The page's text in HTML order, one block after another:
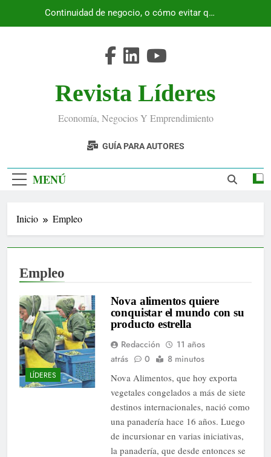
Continuidad de negocio, o cómo evitar que
Revista Líderes
Economía, Negocios Y Emprendimiento
GUÍA PARA AUTORES
MENÚ
Inicio Empleo
Empleo
LÍDERES
Nova alimentos quiere
conquistar el mundo con su
producto estrella
Redacción
11 años
atrás
0
8 minutos
Nova Alimentos, que hoy exporta
vegetales congelados a más de siete
destinos internacionales, nació como
una panadería hace 16 años. Luego
de incursionar en varias iniciativas,
la panadería, que desde entonces se